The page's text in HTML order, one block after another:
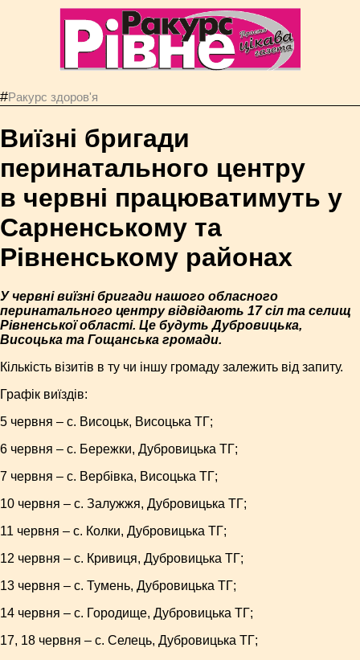
#Ракурс здоров'я
Виїзні бригади
перинатального центру
в червні працюватимуть у
Сарненському та
Рівненському районах
У червні виїзні бригади нашого обласного
перинатального центру відвідають 17 сіл та селищ
Рівненської області. Це будуть Дубровицька,
Висоцька та Гощанська громади.
Кількість візитів в ту чи іншу громаду залежить від запиту.
Графік виїздів:
5 червня – с. Висоцьк, Висоцька ТГ;
6 червня – с. Бережки, Дубровицька ТГ;
7 червня – с. Вербівка, Висоцька ТГ;
10 червня – с. Залужжя, Дубровицька ТГ;
11 червня – с. Колки, Дубровицька ТГ;
12 червня – с. Кривиця, Дубровицька ТГ;
13 червня – с. Тумень, Дубровицька ТГ;
14 червня – с. Городище, Дубровицька ТГ;
17, 18 червня – с. Селець, Дубровицька ТГ;